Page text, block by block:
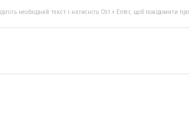
необхідний текст і натисніть Ctrl + Enter, щоб повідомити